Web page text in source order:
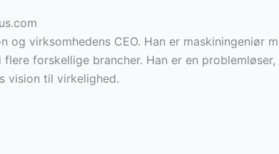
og virksomhedens CEO. Han er maskiningeniør
forskellige brancher. Han er en problemløser,
vision til virkelighed.